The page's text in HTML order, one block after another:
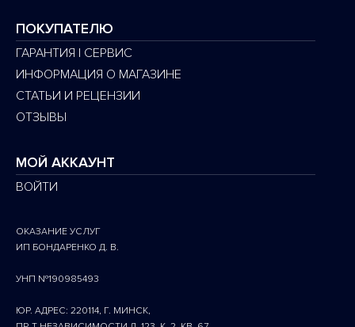
ПОКУПАТЕЛЮ
ГАРАНТИЯ | СЕРВИС
ИНФОРМАЦИЯ О МАГАЗИНЕ
СТАТЬИ И РЕЦЕНЗИИ
ОТЗЫВЫ
МОЙ АККАУНТ
ВОЙТИ
ОКАЗАНИЕ УСЛУГ
ИП БОНДАРЕНКО Д. В.
УНП №190985493
ЮР. АДРЕС: 220114, Г. МИНСК,